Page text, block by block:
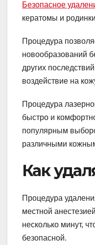
Безопасное
кератомы и
Процедура
новообразований
других
воздействие на
Процедура
быстро и
популярным
различными
Как
Процедура
местной
несколько минут,
безопасной.